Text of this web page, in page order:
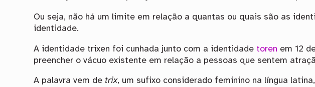
Ou seja, não há um limite em relação a quantas ou quais são as
identidade.
A identidade trixen foi cunhada junto com a identidade toren em 12
preencher o vácuo existente em relação a pessoas que sentem
A palavra vem de trix, um sufixo considerado feminino na língua